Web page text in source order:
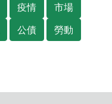
疫情
市場
公債
勞動